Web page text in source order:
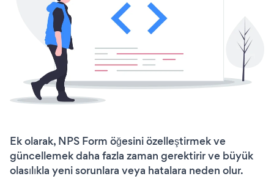
Ek olarak, NPS Form öğesini özelleştirmek ve
güncellemek daha fazla zaman gerektirir ve büyük
olasılıkla yeni sorunlara veya hatalara neden olur.